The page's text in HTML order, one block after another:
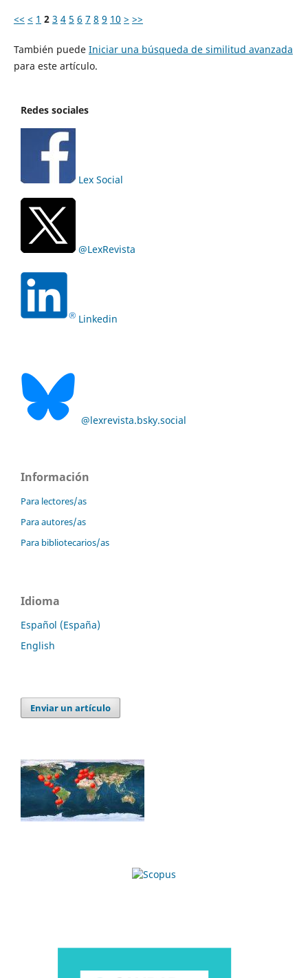
<< < 1 2 3 4 5 6 7 8 9 10 > >>
También puede Iniciar una búsqueda de similitud avanzada
para este artículo.
Redes sociales
Lex Social
@LexRevista
Linkedin
@lexrevista.bsky.social
Información
Para lectores/as
Para autores/as
Para bibliotecarios/as
Idioma
Español (España)
English
Enviar un artículo